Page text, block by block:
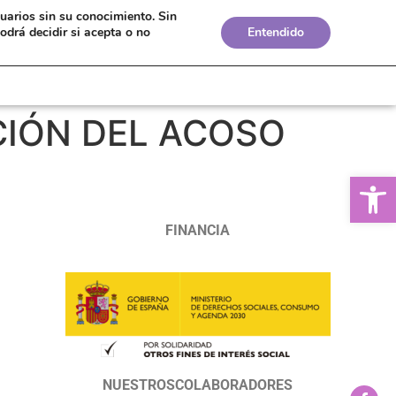
Bolsa de Empleo Biblioteca
DEL ACOSO
FINANCIA
NUESTROSCOLABORADORES
sin su conocimiento. Sin
decidir si acepta o no
Entendido